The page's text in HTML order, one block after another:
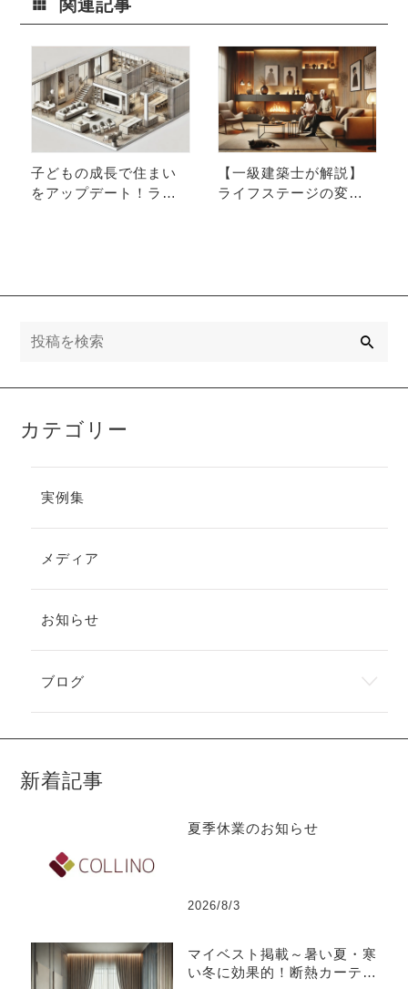
関連記事
子どもの成長で住まい
をアップデート！ライ
【一級建築士が解説】
ライフステージの変化
カテゴリー
実例集
メディア
お知らせ
ブログ
新着記事
夏季休業のお知らせ
2026/8/3
マイベスト掲載～暑い夏・寒
い冬に効果的！断熱カーテン